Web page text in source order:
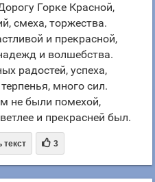
Горке Красной,
смеха, торжества.
и прекрасной,
и волшебства.
радостей, успеха,
много сил.
не были помехой,
и прекрасней был.
текст  3